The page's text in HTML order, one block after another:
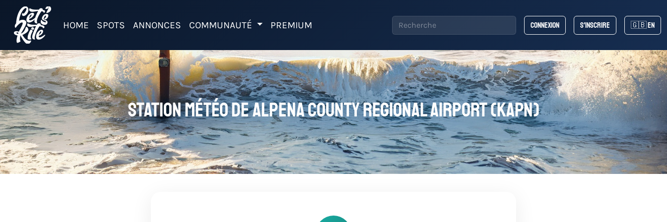
HOME SPOTS ANNONCES COMMUNAUTÉ PREMIUM Connexion S'inscrire 🇬🇧 EN
Station météo de Alpena County Regional Airport (KAPN)